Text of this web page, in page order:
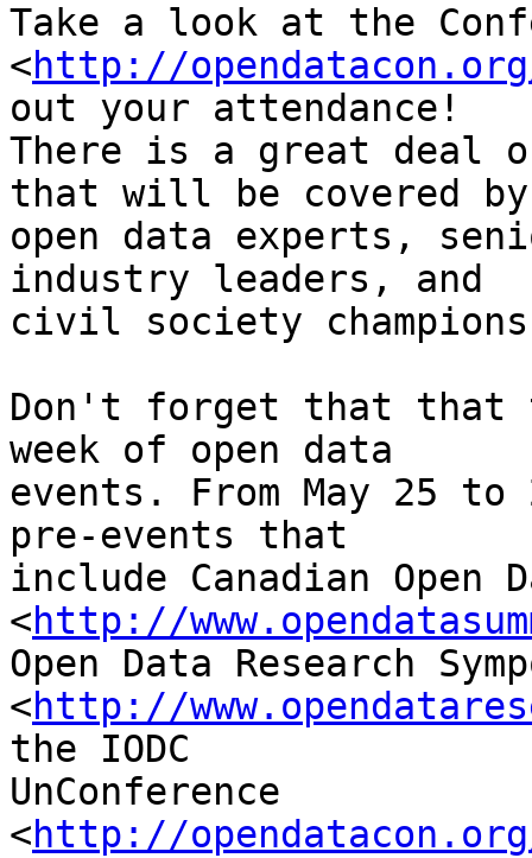
Take a look at the
<http://
out your attendance!
There is a great deal
that will be covered by
open data experts,
industry leaders, and
civil society
Don't forget that that
week of open data
events. From May 25
pre-events that
include Canadian Open
<http://
Open Data Research
<http://
the IODC
UnConference
<http://